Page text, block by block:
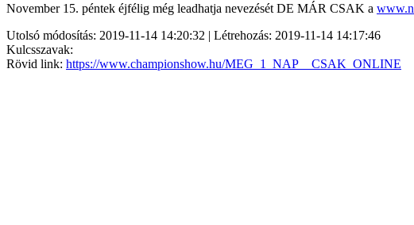
November 15. péntek éjfélig még leadhatja nevezését DE MÁR CSAK a
Utolsó módosítás: 2019-11-14 14:20:32 | Létrehozás: 2019-11-14 14:17:46
Kulcsszavak:
Rövid link: https://www.championshow.hu/MEG_1_NAP__CSAK_ONLINE